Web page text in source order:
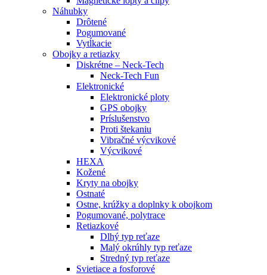
Náhubky
Drôtené
Pogumované
Vytĺkacie
Obojky a retiazky
Diskrétne – Neck-Tech
Neck-Tech Fun
Elektronické
Elektronické ploty
GPS obojky
Príslušenstvo
Proti štekaniu
Vibračné výcvikové
Výcvikové
HEXA
Kožené
Kryty na obojky
Ostnaté
Ostne, krúžky a doplnky k obojkom
Pogumované, polytrace
Retiazkové
Dlhý typ reťaze
Malý okrúhly typ reťaze
Stredný typ reťaze
Svietiace a fosforové